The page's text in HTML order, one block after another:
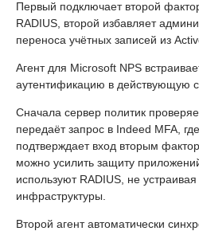
Первый подключает второй
RADIUS, второй избавляет
переноса учётных записей из
Агент для Microsoft NPS
аутентификацию в действующую
Сначала сервер политик
передаёт запрос в Indeed MFA,
подтверждает вход вторым
можно усилить защиту
используют RADIUS, не
инфраструктуры.
Второй агент автоматически